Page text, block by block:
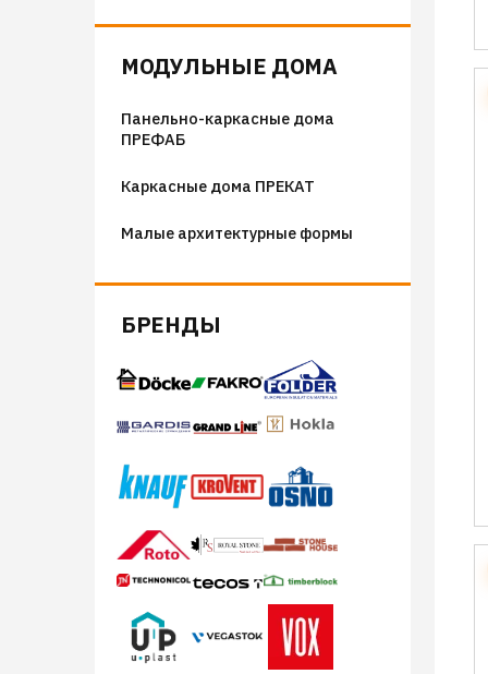
Адресные таблички, указатели,
декор
Козырьки на входные группы
МОДУЛЬНЫЕ ДОМА
Панельно-каркасные дома
ПРЕФАБ
Каркасные дома ПРЕКАТ
Малые архитектурные формы
БРЕНДЫ